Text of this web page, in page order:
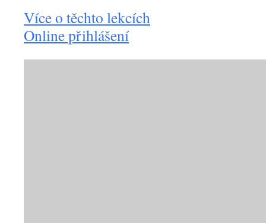
Více o těchto lekcích
Online přihlášení